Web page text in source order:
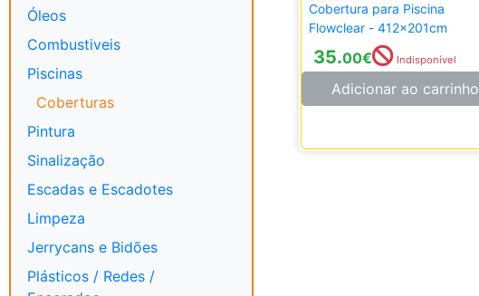
Óleos
Combustiveis
Piscinas
Coberturas
Pintura
Sinalização
Escadas e Escadotes
Limpeza
Jerrycans e Bidões
Plásticos / Redes /
Cobertura para Piscina
Flowclear - 412x201cm
35.00€ Indisponível
Adicionar ao carrinho